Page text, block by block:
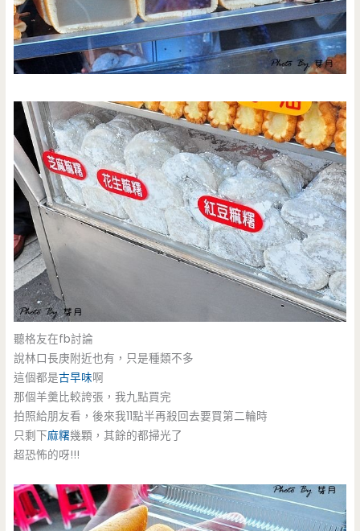
聽格友在fb討論
說林口長庚附近也有，只是種類不多
這個都是古早味啊
那個羊羹比較誇張，我九點買完
拍照給朋友看，後來我11點半再殺回去要買第二輪時
只剩下麻糬幾顆，其餘的都掃光了
超恐怖的呀!!!